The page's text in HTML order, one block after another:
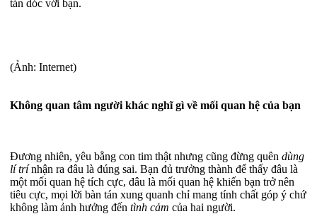
tán dóc với bạn.
(Ảnh: Internet)
Không quan tâm người khác nghĩ gì về mối quan hệ của bạn
Đương nhiên, yêu bằng con tim thật nhưng cũng đừng quên dùng
lí trínhận ra đâu là đúng sai. Bạn đủ trưởng thành để thấy đâu là
một mối quan hệ tích cực, đâu là mối quan hệ khiến bạn trở nên
tiêu cực, mọi lời bàn tán xung quanh chỉ mang tính chất góp ý chứ
không làm ảnh hưởng đến tình cảm của hai người.